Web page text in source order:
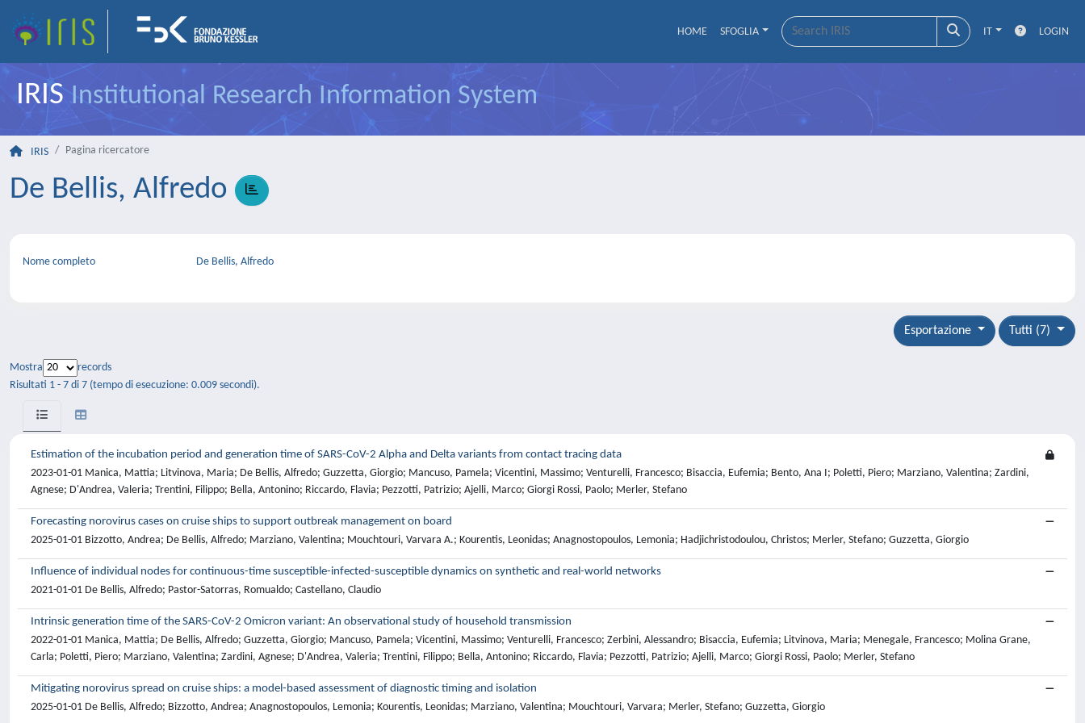
HOME SFOGLIA IT LOGIN
IRISInstitutional Research Information System
IRIS Pagina ricercatore
De Bellis, Alfredo
Nome completo De Bellis, Alfredo
Tutti (7)
Esportazione
Mostra
records
Risultati 1 - 7 di 7 (tempo di esecuzione: 0.009 secondi).
Estimation of the incubation period and generation time of SARS-CoV-2 Alpha and Delta variants from contact tracing data
2023-01-01 Manica, Mattia; Litvinova, Maria; De Bellis, Alfredo; Guzzetta, Giorgio; Mancuso, Pamela; Vicentini, Massimo; Venturelli, Francesco; Bisaccia, Eufemia; Bento, Ana I; Poletti, Piero; Marziano, Valentina; Zardini,
Agnese; D'Andrea, Valeria; Trentini, Filippo; Bella, Antonino; Riccardo, Flavia; Pezzotti, Patrizio; Ajelli, Marco; Giorgi Rossi, Paolo; Merler, Stefano
Forecasting norovirus cases on cruise ships to support outbreak management on board
2025-01-01 Bizzotto, Andrea; De Bellis, Alfredo; Marziano, Valentina; Mouchtouri, Varvara A.; Kourentis, Leonidas; Anagnostopoulos, Lemonia; Hadjichristodoulou, Christos; Merler, Stefano; Guzzetta, Giorgio
Influence of individual nodes for continuous-time susceptible-infected-susceptible dynamics on synthetic and real-world networks
2021-01-01 De Bellis, Alfredo; Pastor-Satorras, Romualdo; Castellano, Claudio
Intrinsic generation time of the SARS-CoV-2 Omicron variant: An observational study of household transmission
2022-01-01 Manica, Mattia; De Bellis, Alfredo; Guzzetta, Giorgio; Mancuso, Pamela; Vicentini, Massimo; Venturelli, Francesco; Zerbini, Alessandro; Bisaccia, Eufemia; Litvinova, Maria; Menegale, Francesco; Molina Grane,
Carla; Poletti, Piero; Marziano, Valentina; Zardini, Agnese; D'Andrea, Valeria; Trentini, Filippo; Bella, Antonino; Riccardo, Flavia; Pezzotti, Patrizio; Ajelli, Marco; Giorgi Rossi, Paolo; Merler, Stefano
Mitigating norovirus spread on cruise ships: a model-based assessment of diagnostic timing and isolation
2025-01-01 De Bellis, Alfredo; Bizzotto, Andrea; Anagnostopoulos, Lemonia; Kourentis, Leonidas; Marziano, Valentina; Mouchtouri, Varvara; Merler, Stefano; Guzzetta, Giorgio